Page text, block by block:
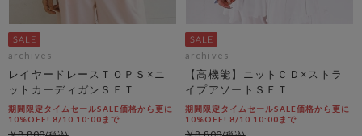
archives
レイヤードレースＴＯＰＳ×ニ
ットカーディガンＳＥＴ
期間限定タイムセールSALE価格から更に
10%OFF! 8/10 10:00まで
archives
【高機能】ニットＣＤ×ストラ
イプアソートＳＥＴ
期間限定タイムセールSALE価格から更に
10%OFF! 8/10 10:00まで